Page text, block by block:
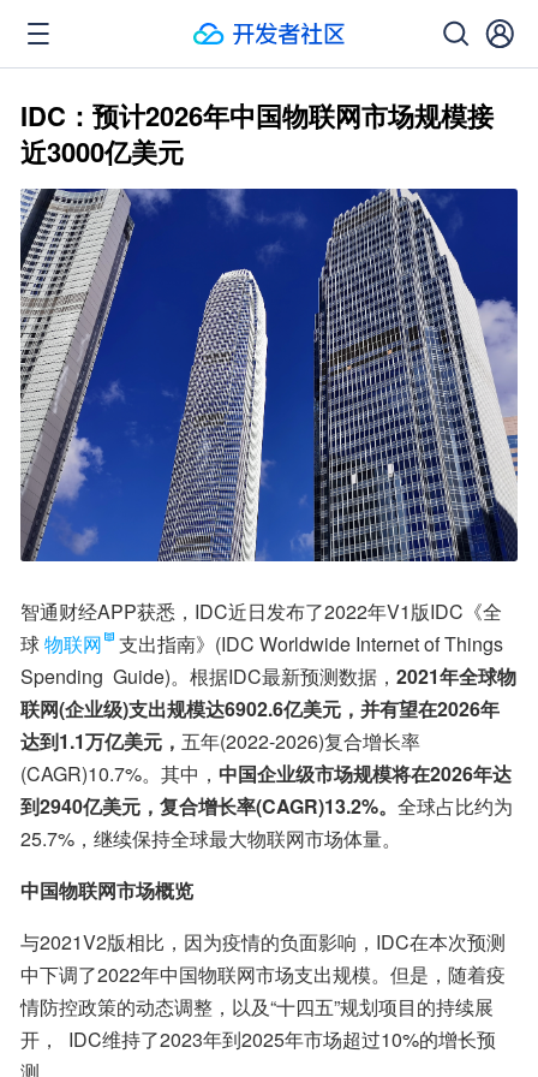
IDC：预计2026年中国物联网市场规模接
近3000亿美元
智通财经APP获悉，IDC近日发布了2022年V1版IDC《全
球物联网
支出指南》(IDC Worldwide Internet of Things
Spending  Guide)。根据IDC最新预测数据， 2021年全球物
联网(企业级)支出规模达6902.6亿美元，并有望在2026年
达到1.1万亿美元， 五年(2022-2026)复合增长率
(CAGR)10.7%。其中， 中国企业级市场规模将在2026年达
到2940亿美元，复合增长率(CAGR)13.2%。 全球占比约为
25.7%，继续保持全球最大物联网市场体量。
中国物联网市场概览
与2021V2版相比，因为疫情的负面影响，IDC在本次预测
中下调了2022年中国物联网市场支出规模。但是，随着疫
情防控政策的动态调整，以及“十四五”规划项目的持续展
开，  IDC维持了2023年到2025年市场超过10%的增长预